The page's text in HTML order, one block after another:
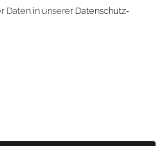
Daten in unserer Daten­schutz­